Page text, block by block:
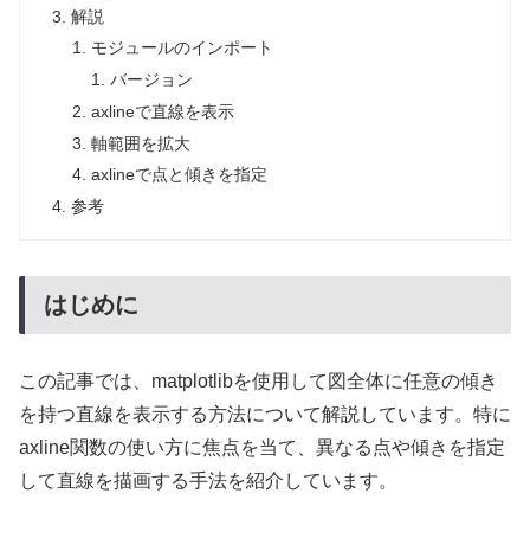
解説
モジュールのインポート
バージョン
axlineで直線を表示
軸範囲を拡大
axlineで点と傾きを指定
参考
はじめに
この記事では、matplotlibを使用して図全体に任意の傾き
を持つ直線を表示する方法について解説しています。特に
axline関数の使い方に焦点を当て、異なる点や傾きを指定
して直線を描画する手法を紹介しています。